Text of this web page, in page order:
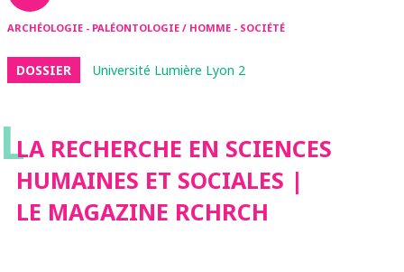
ARCHÉOLOGIE - PALÉONTOLOGIE / HOMME - SOCIÉTÉ
DOSSIER Université Lumière Lyon 2
LLA RECHERCHE EN SCIENCES
HUMAINES ET SOCIALES |
LE MAGAZINE RCHRCH